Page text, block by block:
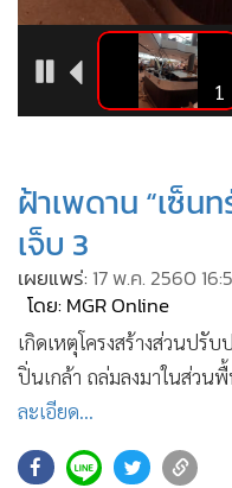
• Special Scoop
เศรษฐกิจ-ธุรกิจ
• Motoring
• เกม
• วิทยาศาสตร์
SMEs
•
อินโดจีน
• Celeb Online
ฝ้าเพดาน “เซ็น
เจ็บ 3
เผยแพร่: 17 พ.ค. 2560
โดย: MGR Online
เกิดเหตุโครงสร้างส่วนปรั
ปิ่นเกล้า ถล่มลงมาในส่วน
ละเอียด...
1